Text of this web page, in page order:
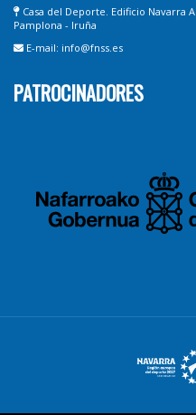
Casa del Deporte. Edificio Navarra
Pamplona - Iruña
E-mail: info@fnss.es
PATROCINADORES